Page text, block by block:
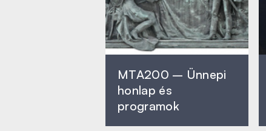
MTA200 – Ünnepi
honlap és
programok